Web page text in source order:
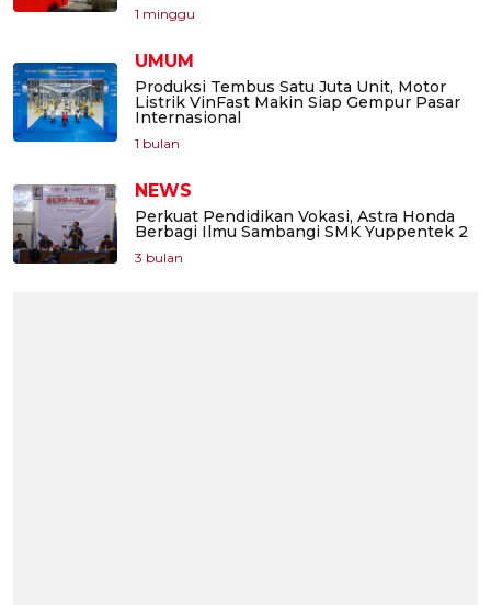
1 minggu
UMUM
Produksi Tembus Satu Juta Unit, Motor
Listrik VinFast Makin Siap Gempur Pasar
Internasional
1 bulan
NEWS
Perkuat Pendidikan Vokasi, Astra Honda
Berbagi Ilmu Sambangi SMK Yuppentek 2
3 bulan